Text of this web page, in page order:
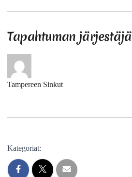
Tapahtuman järjestäjä
Tampereen Sinkut
Kategoriat: